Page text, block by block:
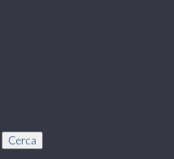
Cerca